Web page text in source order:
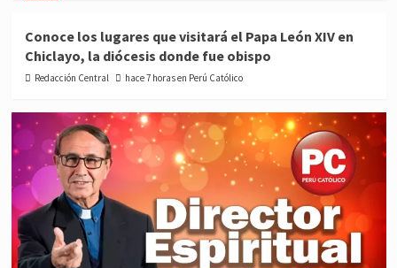
Conoce los lugares que visitará el Papa León XIV en
Chiclayo, la diócesis donde fue obispo
Redacción Central hace 7 horas en Perú Católico